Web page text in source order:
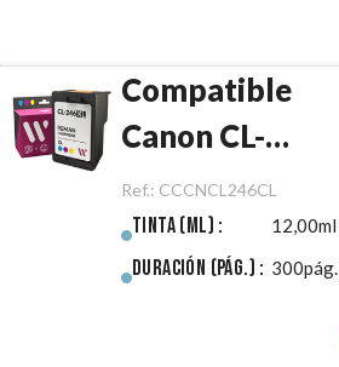
Compatible
Canon CL-
246XL Color
Ref.: CCCNCL246CL
Tinta (ml) : 12,00ml
Duración (pág.) : 300pág.